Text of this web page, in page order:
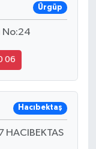
Ürgüp
No:24
06
Hacıbektaş
HACIBEKTAS